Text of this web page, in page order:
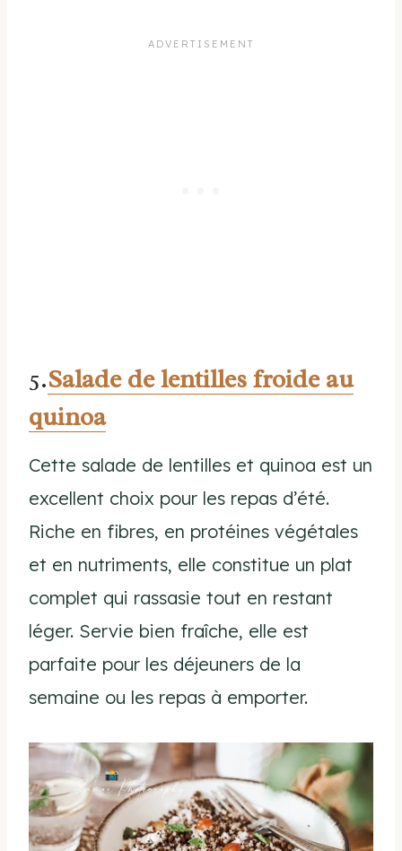
5.Salade de lentilles froide au
quinoa
Cette salade de lentilles et quinoa est un
excellent choix pour les repas d’été.
Riche en fibres, en protéines végétales
et en nutriments, elle constitue un plat
complet qui rassasie tout en restant
léger. Servie bien fraîche, elle est
parfaite pour les déjeuners de la
semaine ou les repas à emporter.